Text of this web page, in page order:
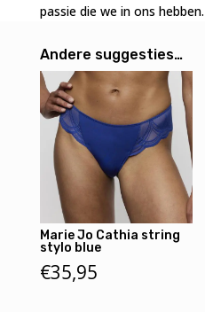
passie die we in ons hebben.
Andere suggesties…
Marie Jo Cathia string
stylo blue
€35,95